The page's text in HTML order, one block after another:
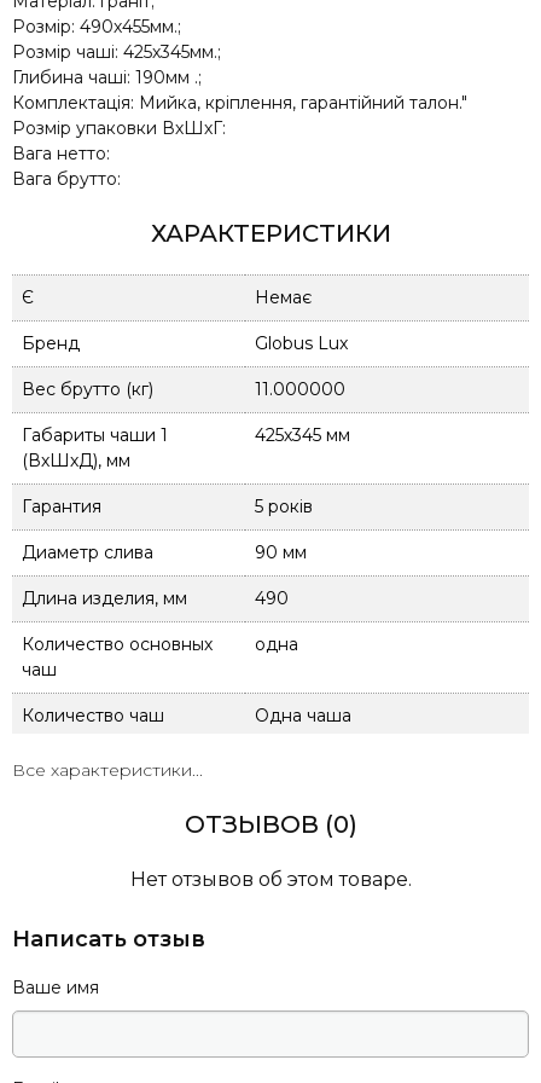
Розмір: 490х455мм.;
Розмір чаші: 425х345мм.;
Глибина чаші: 190мм .;
Комплектація: Мийка, кріплення, гарантійний талон.″
Розмір упаковки ВхШхГ:
Вага нетто:
Вага брутто:
ХАРАКТЕРИСТИКИ
Є Немає
Бренд Globus Lux
Вес брутто (кг) 11.000000
Габариты чаши 1
(ВхШхД), мм
425х345 мм
Гарантия 5 років
Диаметр слива 90 мм
Длина изделия, мм 490
Количество основных
чаш
одна
Количество чаш Одна чаша
Комплектация
Граніт
Наличие донного
Есть
Наличие крыла
Наличие перелива
Все характеристики...
ОТЗЫВОВ (0)
Нет отзывов об этом товаре.
Написать отзыв
Ваше имя